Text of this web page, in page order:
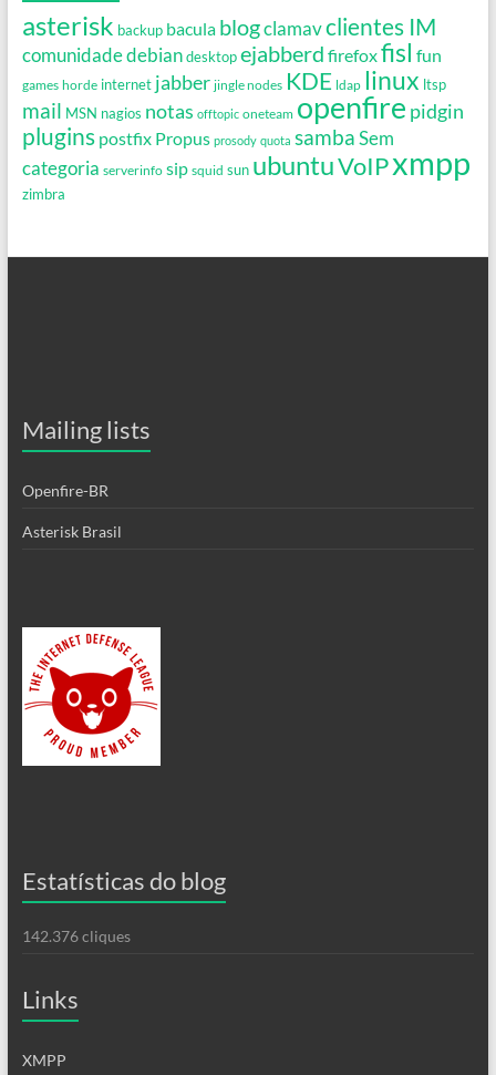
asterisk backup bacula blogclamavclientes IM
comunidadedebian desktop ejabberd firefoxfisl fun
games horde internet jabber jingle nodes KDE ldap linux ltsp
mail MSN nagios notas offtopic oneteam openfire pidgin
plugins postfix Propus prosody quota samba Sem
categoria serverinfo sip squid sun ubuntuVoIPxmpp
zimbra
Mailing lists
Openfire-BR
Asterisk Brasil
Estatísticas do blog
142.376 cliques
Links
XMPP